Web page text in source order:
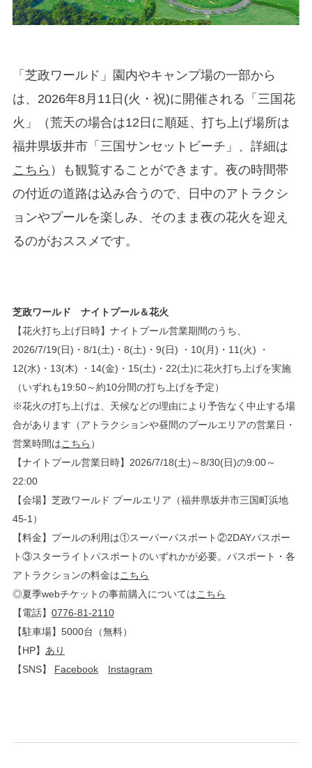
「芝政ワールド」園内やキャンプ場の一部から
は、2026年8月11日(火・祝)に開催される「三国花
火」（荒天の場合は12日に順延、打ち上げ場所は
福井県坂井市「三国サンセットビーチ」、詳細は
こちら ）も観覧することができます。夜の時間帯
の付近の道路は込み合うので、日中のアトラクシ
ョンやプールを楽しみ、そのまま夜の花火を迎え
るのがおススメです。
芝政ワールド ナイトプール＆花火
【花火打ち上げ日時】ナイトプール営業期間のうち、
2026/7/19(日)・8/1(土)・8(土)・9(日) ・10(月)・11(火) ・
12(水)・13(木) ・14(金)・15(土)・22(土)に花火打ち上げを実施
（いずれも19:50～約10分間の打ち上げを予定）
※花火の打ち上げは、天候などの理由により予告なく中止する場
合があります（アトラクションや昼間のプールエリアの営業日・
営業時間はこちら ）
【ナイトプール営業日時】2026/7/18(土)～8/30(日)の9:00～
22:00
【会場】芝政ワールド プールエリア（福井県坂井市三国町浜地
45-1）
【料金】プールの利用は①スーパーパスポート②2DAYパスポー
ト③スターライトパスポートのいずれかが必要。パスポート・各
アトラクションの料金はこちら
◎夏季webチケットの事前購入についてはこちら
【電話】 0776-81-2110
【駐車場】5000台（無料）
【HP】 あり
【SNS】 Facebook Instagram